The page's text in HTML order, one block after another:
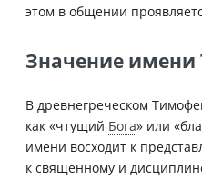
этом в общении
Значение
В древнегреческом
как «чтущий Бога» или
имени восходит к
к священному и